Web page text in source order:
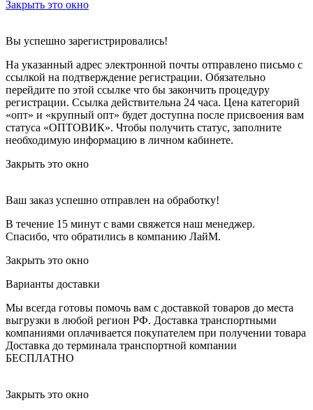
Закрыть это окно
Вы успешно зарегистрировались!
На указанный адрес электронной почты отправлено письмо с
ссылкой на подтверждение регистрации. Обязательно
перейдите по этой ссылке что бы закончить процедуру
регистрации. Ссылка действительна 24 часа. Цена категорий
«опт» и «крупный опт» будет доступна после присвоения вам
статуса «ОПТОВИК». Чтобы получить статус, заполните
необходимую информацию в личном кабинете.
Закрыть это окно
Ваш заказ успешно отправлен на обработку!
В течение 15 минут с вами свяжется наш менеджер.
Спасибо, что обратились в компанию ЛайМ.
Закрыть это окно
Варианты доставки
Мы всегда готовы помочь вам с доставкой товаров до места
выгрузки в любой регион РФ. Доставка транспортными
компаниями оплачивается покупателем при получении товара
Доставка до терминала транспортной компании
БЕСПЛАТНО
Закрыть это окно